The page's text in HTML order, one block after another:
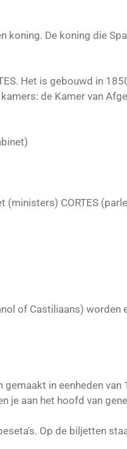
De koning die
Het is gebouwd in
de Kamer van
CORTES
of Castiliaans) worden
in eenheden van
je aan het hoofd van
Op de biljetten